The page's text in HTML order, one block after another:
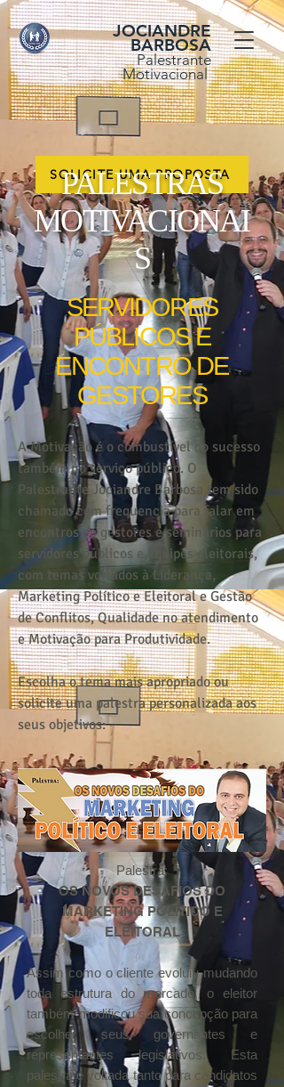
JOCIANDRE
BARBOSA
Palestrante
Motivacional
SOLICITE UMA PROPOSTA
PALESTRAS
MOTIVACIONAI
S
SERVIDORES
PÚBLICOS E
ENCONTRO DE
GESTORES
A Motivação é o combustível do sucesso
também no serviço público. O
Palestrante Jociandre Barbosa tem sido
chamado com frequencia para falar em
encontros de gestores e seminários para
servidores públicos e equipes eleitorais,
com temas voltados à Liderança,
Marketing Político e Eleitoral e Gestão
de Conflitos, Qualidade no atendimento
e Motivação para Produtividade.
Escolha o tema mais apropriado ou
solicite uma palestra personalizada aos
seus objetivos:
Palestra:
OS NOVOS DESAFIOS DO
MARKETING POLÍTICO E
ELEITORAL
Assim como o cliente evoluiu mudando
toda estrutura do mercado, o eleitor
também modificou sua concepção para
escolher seus governantes e
representantes legislativos. Esta
palestra é voltada tanto para candidatos